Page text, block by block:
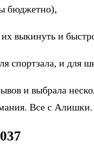
бюджетно),
выкинуть и
спортзала, и для
и выбрала
Все с Алишки.